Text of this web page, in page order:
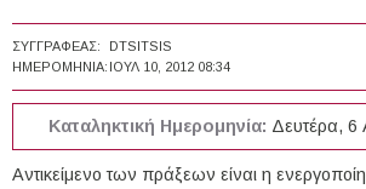
ΣΥΓΓΡΑΦΈΑΣ:
DTSITSIS
ΗΜΕΡΟΜΗΝΊΑ: ΙΟΥΛ 10, 2012 08:34
Καταληκτική Ημερομηνία: Δευτέρα, 6
Αντικείμενο των πράξεων είναι η